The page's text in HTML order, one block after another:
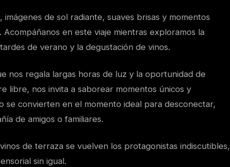
de sol radiante, suaves brisas y momentos
en este viaje mientras exploramos la
de verano y la degustación de vinos.
nos regala largas horas de luz y la oportunidad de
libre, nos invita a saborear momentos únicos y
se convierten en el momento ideal para desconectar,
de amigos o familiares.
de terraza se vuelven los protagonistas indiscutibles,
sin igual.